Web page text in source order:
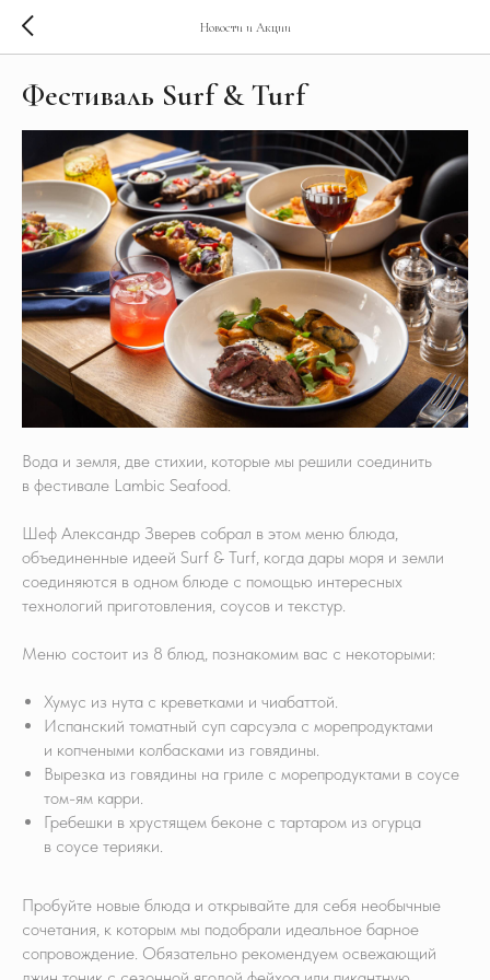
Новости и Акции
Фестиваль Surf & Turf
Вода и земля, две стихии, которые мы решили соединить
в фестивале Lambic Seafood.
Шеф Александр Зверев собрал в этом меню блюда,
объединенные идеей Surf & Turf, когда дары моря и земли
соединяются в одном блюде с помощью интересных
технологий приготовления, соусов и текстур.
Меню состоит из 8 блюд, познакомим вас с некоторыми:
Хумус из нута с креветками и чиабаттой.
Испанский томатный суп сарсуэла с морепродуктами
и копчеными колбасками из говядины.
Вырезка из говядины на гриле с морепродуктами в соусе
том-ям карри.
Гребешки в хрустящем беконе с тартаром из огурца
в соусе терияки.
Пробуйте новые блюда и открывайте для себя необычные
сочетания, к которым мы подобрали идеальное барное
сопровождение. Обязательно рекомендуем освежающий